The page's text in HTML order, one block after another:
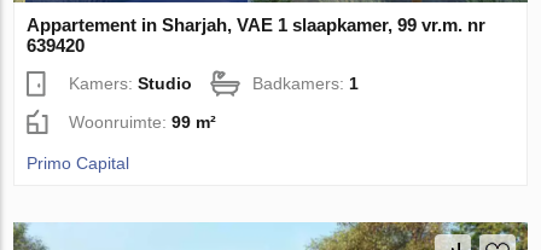
Appartement in Sharjah, VAE 1 slaapkamer, 99 vr.m. nr
639420
Kamers:Studio Badkamers: 1
Woonruimte:99 m²
Primo Capital